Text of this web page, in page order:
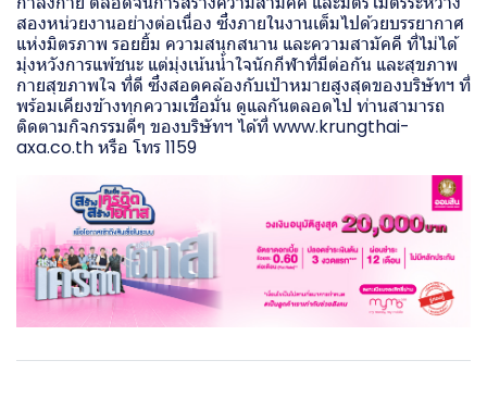
สองหน่วยงานอย่างต่อเนื่อง ซึ่งภายในงานเต็มไปด้วยบรรยากาศ
แห่งมิตรภาพ รอยยิ้ม ความสนุกสนาน และความสามัคคี ที่ไม่ได้
มุ่งหวังการแพ้ชนะ แต่มุ่งเน้นน้ำใจนักกีฬาที่มีต่อกัน และสุขภาพ
กายสุขภาพใจ ที่ดี ซึ่งสอดคล้องกับเป้าหมายสูงสุดของบริษัทฯ ที่
พร้อมเคียงข้างทุกความเชื่อมั่น ดูแลกันตลอดไป ท่านสามารถ
ติดตามกิจกรรมดีๆ ของบริษัทฯ ได้ที่ www.krungthai-
axa.co.th หรือ โทร 1159